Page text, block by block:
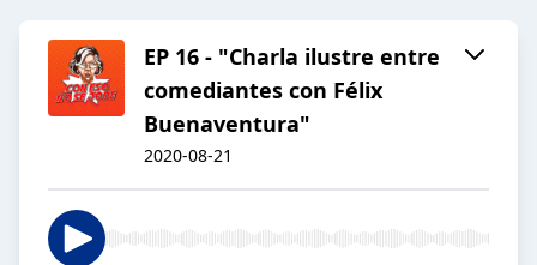
EP 16 - "Charla ilustre entre
comediantes con Félix
Buenaventura"
2020-08-21